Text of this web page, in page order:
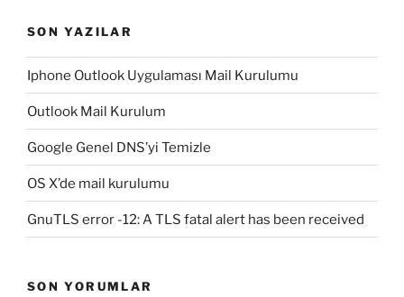
SON YAZILAR
Iphone Outlook Uygulaması Mail Kurulumu
Outlook Mail Kurulum
Google Genel DNS’yi Temizle
OS X’de mail kurulumu
GnuTLS error -12: A TLS fatal alert has been received
SON YORUMLAR